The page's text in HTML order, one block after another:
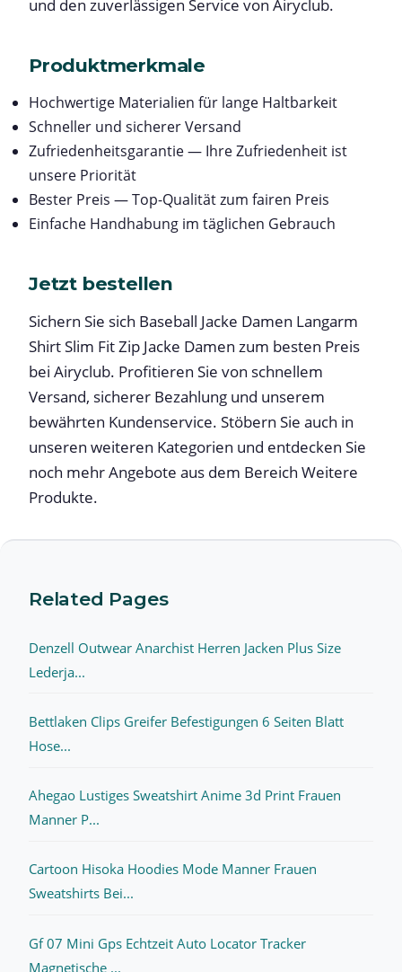
und den zuverlässigen Service von Airyclub.
Produktmerkmale
Hochwertige Materialien für lange Haltbarkeit
Schneller und sicherer Versand
Zufriedenheitsgarantie — Ihre Zufriedenheit ist
unsere Priorität
Bester Preis — Top-Qualität zum fairen Preis
Einfache Handhabung im täglichen Gebrauch
Jetzt bestellen
Sichern Sie sich Baseball Jacke Damen Langarm
Shirt Slim Fit Zip Jacke Damen zum besten Preis
bei Airyclub. Profitieren Sie von schnellem
Versand, sicherer Bezahlung und unserem
bewährten Kundenservice. Stöbern Sie auch in
unseren weiteren Kategorien und entdecken Sie
noch mehr Angebote aus dem Bereich Weitere
Produkte.
Related Pages
Denzell Outwear Anarchist Herren Jacken Plus Size
Lederja...
Bettlaken Clips Greifer Befestigungen 6 Seiten Blatt
Hose...
Ahegao Lustiges Sweatshirt Anime 3d Print Frauen
Manner P...
Cartoon Hisoka Hoodies Mode Manner Frauen
Sweatshirts Bei...
Gf 07 Mini Gps Echtzeit Auto Locator Tracker
Magnetische ...